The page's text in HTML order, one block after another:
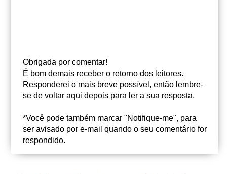
Obrigada por comentar!
É bom demais receber o retorno dos leitores.
Responderei o mais breve possível, então lembre-
se de voltar aqui depois para ler a sua resposta.
*Você pode também marcar "Notifique-me", para
ser avisado por e-mail quando o seu comentário for
respondido.